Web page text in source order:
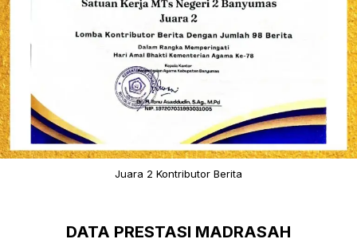
Juara 2 Kontributor Berita
DATA PRESTASI MADRASAH